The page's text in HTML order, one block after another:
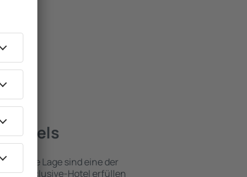
Hotels
Lage sind eine der
All-Inclusive-Hotel erfüllen